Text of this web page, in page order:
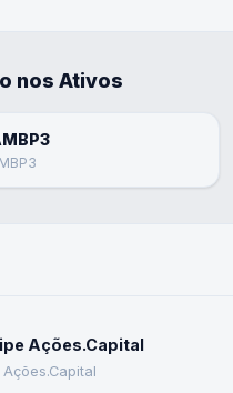
nos Ativos
Ações.Capital